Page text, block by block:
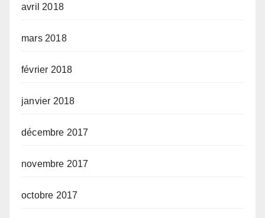
avril 2018
mars 2018
février 2018
janvier 2018
décembre 2017
novembre 2017
octobre 2017